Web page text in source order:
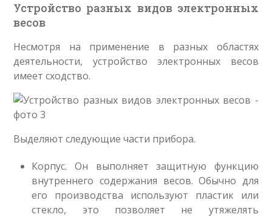
Устройство разных видов электронных
весов
Несмотря на применение в разных областях
деятельности, устройство электронных весов
имеет сходство.
Выделяют следующие части прибора.
Корпус. Он выполняет защитную функцию
внутреннего содержания весов. Обычно для
его производства используют пластик или
стекло, это позволяет не утяжелять